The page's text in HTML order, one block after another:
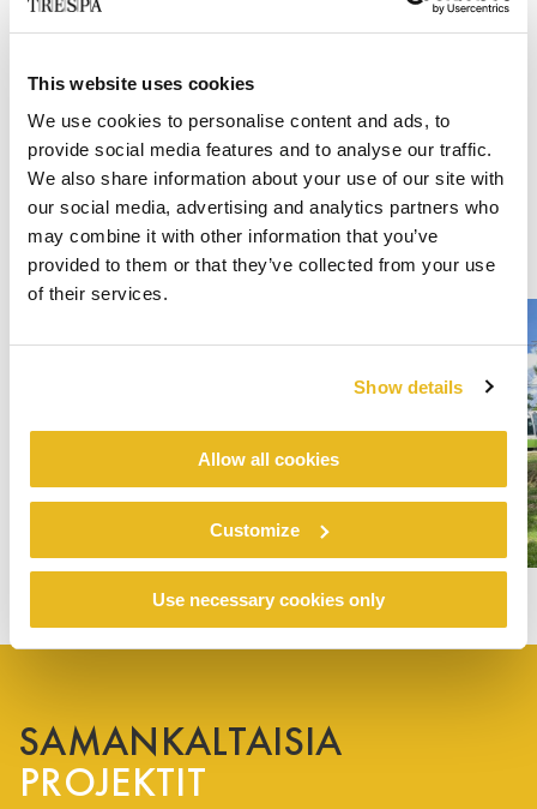
This website uses cookies
We use cookies to personalise content and ads, to
provide social media features and to analyse our traffic.
We also share information about your use of our site with
our social media, advertising and analytics partners who
may combine it with other information that you’ve
provided to them or that they’ve collected from your use
of their services.
Show details
Allow all cookies
Customize
Use necessary cookies only
SAMANKALTAISIA
PROJEKTIT